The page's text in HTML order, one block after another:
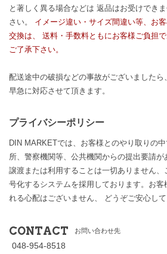
と著しく異る場合などは 返品はお受けでき
さい。 イメージ違い・サイズ間違い等、お
交換は、 送料・手数料ともにお客様ご負担
ご了承下さい。
配送途中の破損などの事故がございましたら
早急に対応させて頂きます。
プライバシーポリシー
DIN MARKETでは、お客様とのやり取りの
所、警察機関等、公共機関からの提出要請
譲渡または利用することは一切ありません
号化するシステムを採用しております。お客
れる心配はございません、 どうぞご安心して
CONTACT お問い合わせ先
048-954-8518